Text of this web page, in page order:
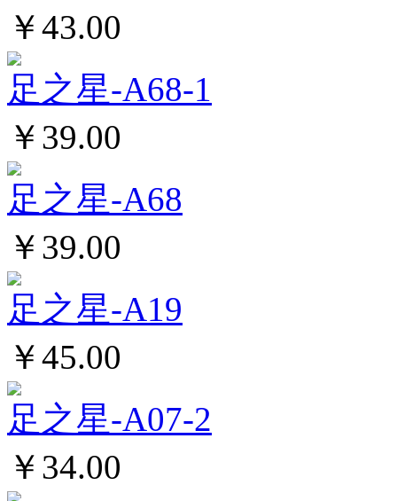
￥43.00
足之星-A68-1
￥39.00
足之星-A68
￥39.00
足之星-A19
￥45.00
足之星-A07-2
￥34.00